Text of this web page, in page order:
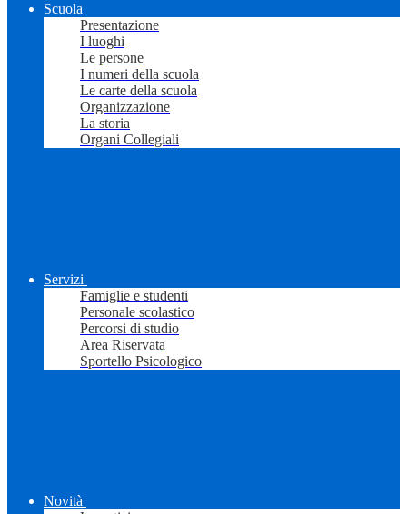
Scuola
Presentazione
I luoghi
Le persone
I numeri della scuola
Le carte della scuola
Organizzazione
La storia
Organi Collegiali
Servizi
Famiglie e studenti
Personale scolastico
Percorsi di studio
Area Riservata
Sportello Psicologico
Novità